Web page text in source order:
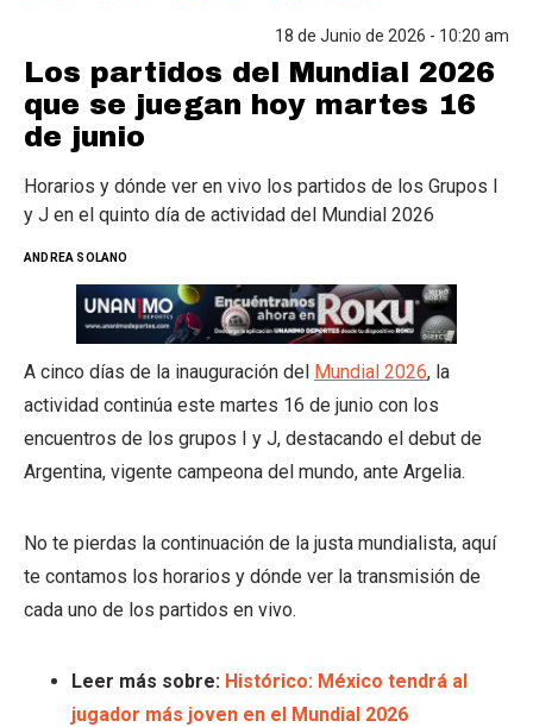
18 de Junio de 2026 - 10:20 am
Los partidos del Mundial 2026
que se juegan hoy martes 16
de junio
Horarios y dónde ver en vivo los partidos de los Grupos I
y J en el quinto día de actividad del Mundial 2026
ANDREA SOLANO
A cinco días de la inauguración del Mundial 2026, la
actividad continúa este martes 16 de junio con los
encuentros de los grupos I y J, destacando el debut de
Argentina, vigente campeona del mundo, ante Argelia.
No te pierdas la continuación de la justa mundialista, aquí
te contamos los horarios y dónde ver la transmisión de
cada uno de los partidos en vivo.
Leer más sobre: Histórico: México tendrá al
jugador más joven en el Mundial 2026